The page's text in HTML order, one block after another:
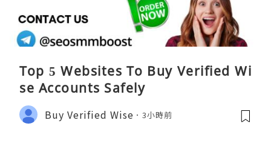
Top 5 Websites To Buy Verified Wi
se Accounts Safely
Buy Verified Wise 3小時前